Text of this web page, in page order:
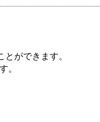
ができます。
。